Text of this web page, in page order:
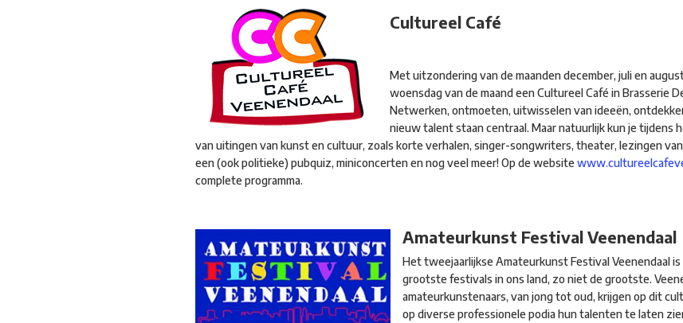
Cultureel Café
Met uitzondering van de maanden december, juli en
woensdag van de maand een Cultureel Café in Brasserie
Netwerken, ontmoeten, uitwisselen van ideeën,
nieuw talent staan centraal. Maar natuurlijk kun je tijdens
van uitingen van kunst en cultuur, zoals korte verhalen, singer-songwriters, theater, lezingen van
een (ook politieke) pubquiz, miniconcerten en nog veel meer! Op de website
complete programma.
Amateurkunst Festival Veenendaal
Het tweejaarlijkse Amateurkunst Festival Veenendaal
grootste festivals in ons land, zo niet de grootste.
amateurkunstenaars, van jong tot oud, krijgen op dit
op diverse professionele podia hun talenten te laten